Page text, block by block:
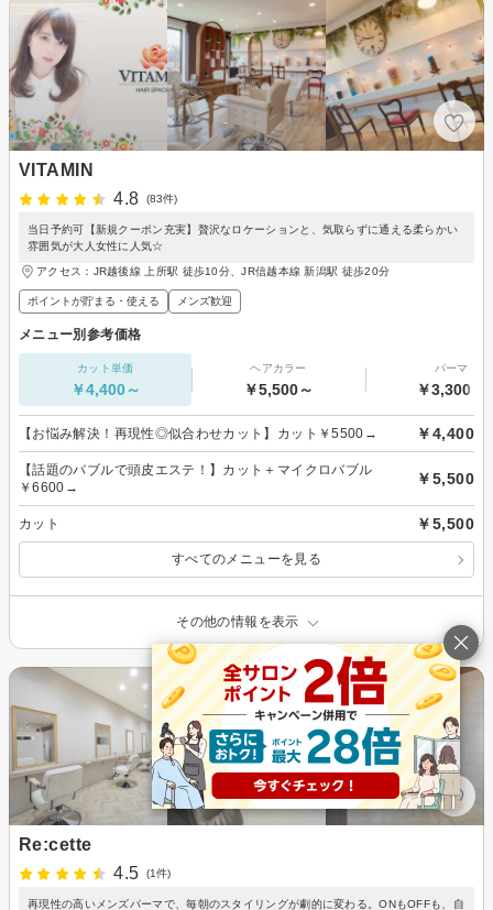
VITAMIN
4.8
(83件)
当日予約可【新規クーポン充実】贅沢なロケーションと、気取らずに通える柔らかい
雰囲気が大人女性に人気☆
アクセス：JR越後線 上所駅 徒歩10分、JR信越本線 新潟駅 徒歩20分
ポイントが貯まる・使える メンズ歓迎
メニュー別参考価格
カット単価
￥4,400～
ヘアカラー
￥5,500～
パーマ
￥3,300～
【お悩み解決！再現性◎似合わせカット】カット￥5500→ ￥4,400
【話題のバブルで頭皮エステ！】カット＋マイクロバブル
￥6600→
￥5,500
カット ￥5,500
すべてのメニューを見る
その他の情報を表示
Re:cette
4.5
(1件)
再現性の高いメンズパーマで、毎朝のスタイリングが劇的に変わる。ONもOFFも、自